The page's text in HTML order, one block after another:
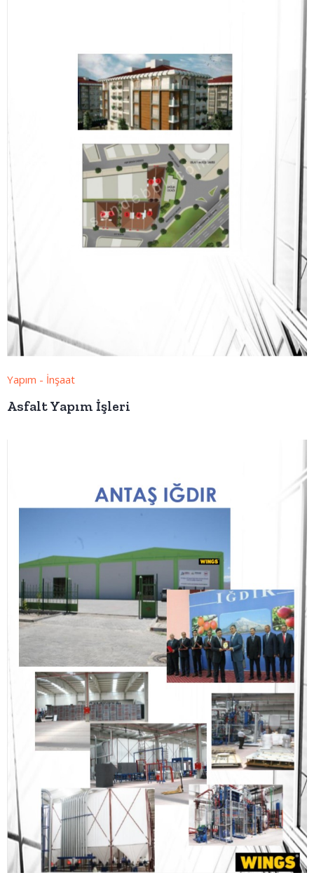
Yapım - İnşaat
Asfalt Yapım İşleri